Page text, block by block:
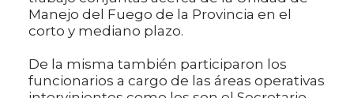
Manejo del Fuego de la Provincia en el
corto y mediano plazo.
De la misma también participaron los
funcionarios a cargo de las áreas operativas